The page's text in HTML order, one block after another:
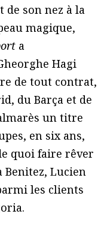
son nez à la
magique,
a
Hagi
de tout contrat,
du Barça et de
un titre
en six ans,
quoi faire rêver
Benitez, Lucien
les clients